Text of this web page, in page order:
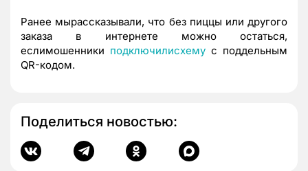
Ранее мырассказывали, что без пиццы или другого
заказа в интернете можно остаться,
еслимошенники подключилисхему с поддельным
QR-кодом.
Поделиться новостью: